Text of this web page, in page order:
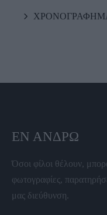
ΕΝ ΆΝΔΡΩ
Όσοι φίλοι θέλουν,
φωτογραφίες,
μας διεύθυνση.